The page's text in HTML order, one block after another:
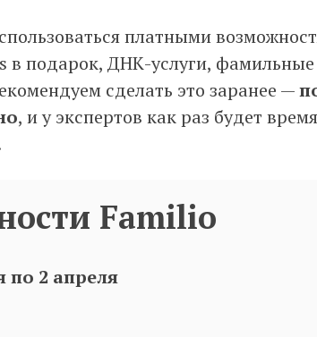
платными
в подарок, ДНК-услуги,
сделать это заранее —
, и у экспертов как раз будет
Familio
по 2 апреля